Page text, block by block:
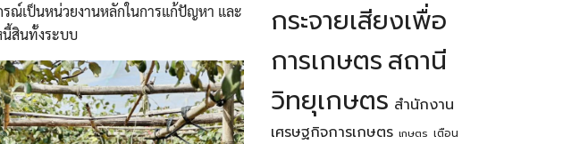
ณ์เป็นหน่วยงานหลักในการแก้ปัญหา และ
สินทั้งระบบ
กระจายเสียงเพื่อ
การเกษตรสถานี
วิทยุเกษตร สำนักงาน
เศรษฐกิจการเกษตร เกษตร เตือน